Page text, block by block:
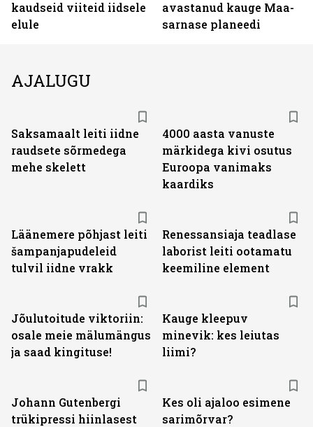
kaudseid viiteid iidsele
elule
avastanud kauge Maa-
sarnase planeedi
AJALUGU
Saksamaalt leiti iidne
raudsete sõrmedega
mehe skelett
4000 aasta vanuste
märkidega kivi osutus
Euroopa vanimaks
kaardiks
Läänemere põhjast leiti
šampanjapudeleid
tulvil iidne vrakk
Renessansiaja teadlase
laborist leiti ootamatu
keemiline element
Jõulutoitude viktoriin:
osale meie mälumängus
ja saad kingituse!
Kauge kleepuv
minevik: kes leiutas
liimi?
Johann Gutenbergi
trükipressi hiinlasest
Kes oli ajaloo esimene
sarimõrvar?